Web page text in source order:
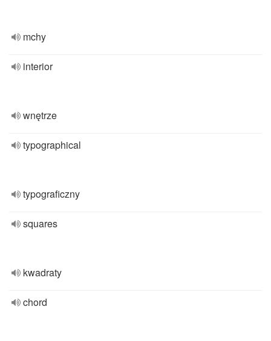
mchy
interior
wnętrze
typographical
typograficzny
squares
kwadraty
chord